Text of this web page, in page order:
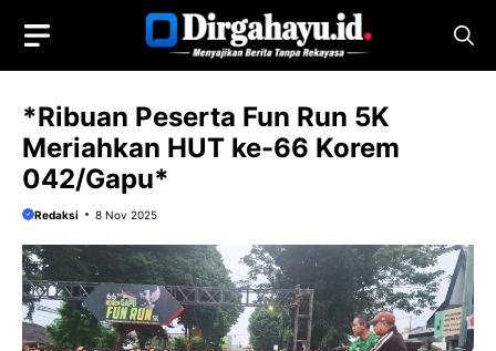
isi
*Ribuan Peserta Fun Run 5K
Meriahkan HUT ke-66 Korem
042/Gapu*
Redaksi 8 Nov 2025